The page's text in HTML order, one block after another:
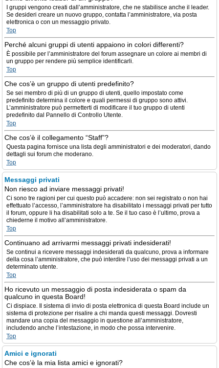
I gruppi vengono creati dall’amministratore, che ne stabilisce anche il leader.
Se desideri creare un nuovo gruppo, contatta l’amministratore, via posta
elettronica o con un messaggio privato.
Top
Perché alcuni gruppi di utenti appaiono in colori differenti?
È possibile per l’amministratore del forum assegnare un colore ai membri di
un gruppo per rendere più semplice identificarli.
Top
Che cos’è un gruppo di utenti predefinito?
Se sei membro di più di un gruppo di utenti, quello impostato come
predefinito determina il colore e quali permessi di gruppo sono attivi.
L’amministratore può permetterti di modificare il tuo gruppo di utenti
predefinito dal Pannello di Controllo Utente.
Top
Che cos’è il collegamento “Staff”?
Questa pagina fornisce una lista degli amministratori e dei moderatori, dando
dettagli sui forum che moderano.
Top
Messaggi privati
Non riesco ad inviare messaggi privati!
Ci sono tre ragioni per cui questo può accadere: non sei registrato o non hai
effettuato l’accesso, l’amministratore ha disabilitato i messaggi privati per tutto
il forum, oppure li ha disabilitati solo a te. Se il tuo caso è l’ultimo, prova a
chiederne il motivo all’amministratore.
Top
Continuano ad arrivarmi messaggi privati indesiderati!
Se continui a ricevere messaggi indesiderati da qualcuno, prova a informare
della cosa l’amministratore, che può interdire l’uso dei messaggi privati a un
determinato utente.
Top
Ho ricevuto un messaggio di posta indesiderata o spam da
qualcuno in questa Board!
Ci dispiace. Il sistema di invio di posta elettronica di questa Board include un
sistema di protezione per risalire a chi manda questi messaggi. Dovresti
mandare una copia del messaggio in questione all’amministratore,
includendo anche l’intestazione, in modo che possa intervenire.
Top
Amici e ignorati
Che cos’è la mia lista amici e ignorati?